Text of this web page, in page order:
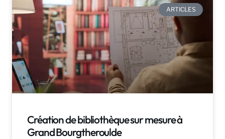
ARTICLES
Création de bibliothèque sur mesure à
Grand Bourgtheroulde